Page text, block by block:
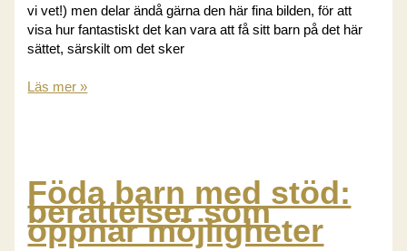
vi vet!) men delar ändå gärna den här fina bilden, för att
visa hur fantastiskt det kan vara att få sitt barn på det här
sättet, särskilt om det sker
April:
Läs mer »
Föda barn med stöd:
berättelser som
öppnar möjligheter